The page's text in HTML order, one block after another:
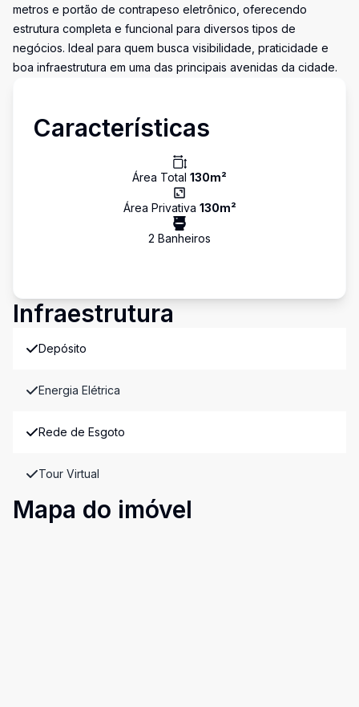
metros e portão de contrapeso eletrônico, oferecendo
estrutura completa e funcional para diversos tipos de
negócios. Ideal para quem busca visibilidade, praticidade e
boa infraestrutura em uma das principais avenidas da cidade.
Características
Área Total 130m²
Área Privativa 130m²
2 Banheiros
Infraestrutura
Depósito
Energia Elétrica
Rede de Esgoto
Tour Virtual
Mapa do imóvel